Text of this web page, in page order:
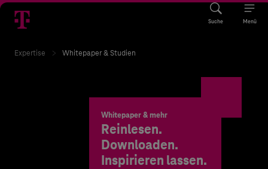
Suche Menü
Expertise Whitepaper & Studien
Whitepaper & mehr
Reinlesen.
Downloaden.
Inspirieren lassen.